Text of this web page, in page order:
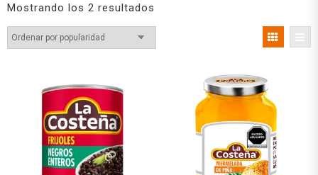
Mostrando los 2 resultados